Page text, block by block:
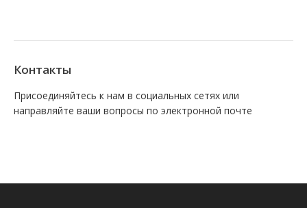
Контакты
Присоединяйтесь к нам в социальных сетях или
направляйте ваши вопросы по электронной почте